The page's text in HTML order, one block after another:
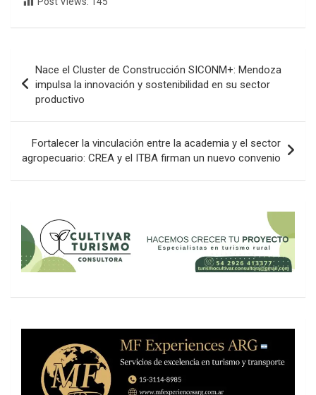
de
entradas
Nace el Cluster de Construcción SICONM+: Mendoza
impulsa la innovación y sostenibilidad en su sector
productivo
Fortalecer la vinculación entre la academia y el sector
agropecuario: CREA y el ITBA firman un nuevo convenio